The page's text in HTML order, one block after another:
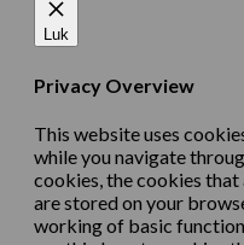
Luk
Privacy Overview
This website uses
while you navigate
cookies, the cookies that
are stored on your
working of basic